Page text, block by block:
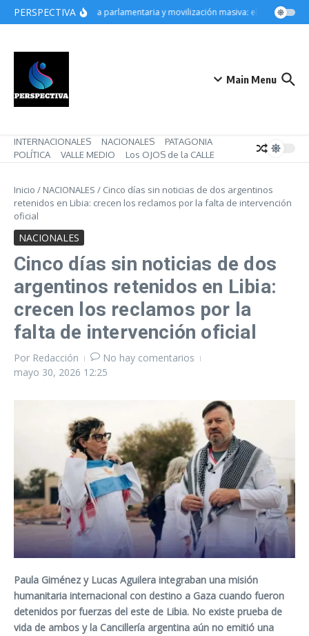
Saltar al contenido
PERSPECTIVADerrota parlamentaria y movilización masiva: el gobierno
Main Menu
INTERNACIONALES NACIONALES
PATAGONIA
POLÍTICA
VALLE MEDIO Los OJOS de la CALLE
Inicio / NACIONALES / Cinco días sin noticias de dos argentinos
retenidos en Libia: crecen los reclamos por la falta de intervención
oficial
NACIONALES
Cinco días sin noticias de dos
argentinos retenidos en Libia:
crecen los reclamos por la
falta de intervención oficial
Por Redacción
No hay comentarios
mayo 30, 2026 12:25
Paula Giménez y Lucas Aguilera integraban una misión
humanitaria internacional con destino a Gaza cuando fueron
detenidos por fuerzas del este de Libia. No existe prueba de
vida de ambos y la Cancillería argentina aún no emitió una